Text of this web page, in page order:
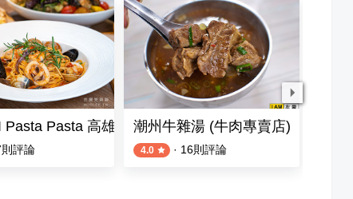
Pasta Pasta 高雄夢時代店
則評論
潮州牛雜湯 (牛肉專賣店)
4.0 · 16則評論